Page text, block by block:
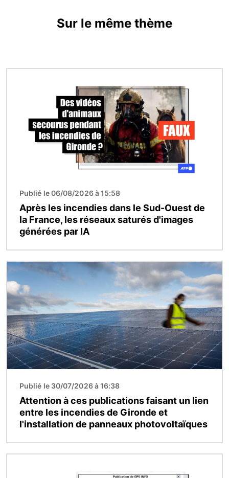
Sur le même thème
Publié le 06/08/2026 à 15:58
Après les incendies dans le Sud-Ouest de
la France, les réseaux saturés d'images
générées par IA
Image
Publié le 30/07/2026 à 16:38
Attention à ces publications faisant un lien
entre les incendies de Gironde et
l'installation de panneaux photovoltaïques